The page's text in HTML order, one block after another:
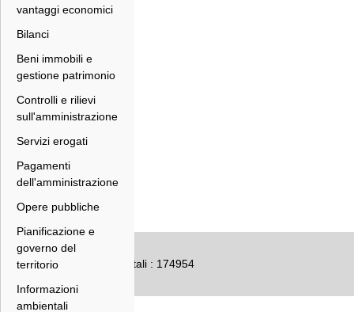
vantaggi economici
Bilanci
Beni immobili e
gestione patrimonio
Controlli e rilievi
sull'amministrazione
Servizi erogati
Pagamenti
dell'amministrazione
Opere pubbliche
Pianificazione e
governo del
territorio
Informazioni
ambientali
Numero accessi totali : 174954